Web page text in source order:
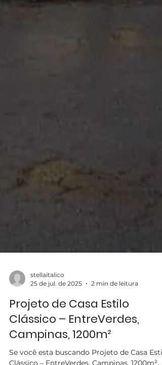
25 de jul. de 2025
2 min de leitura
Projeto de Casa Estilo
Clássico – EntreVerdes,
Campinas, 1200m²